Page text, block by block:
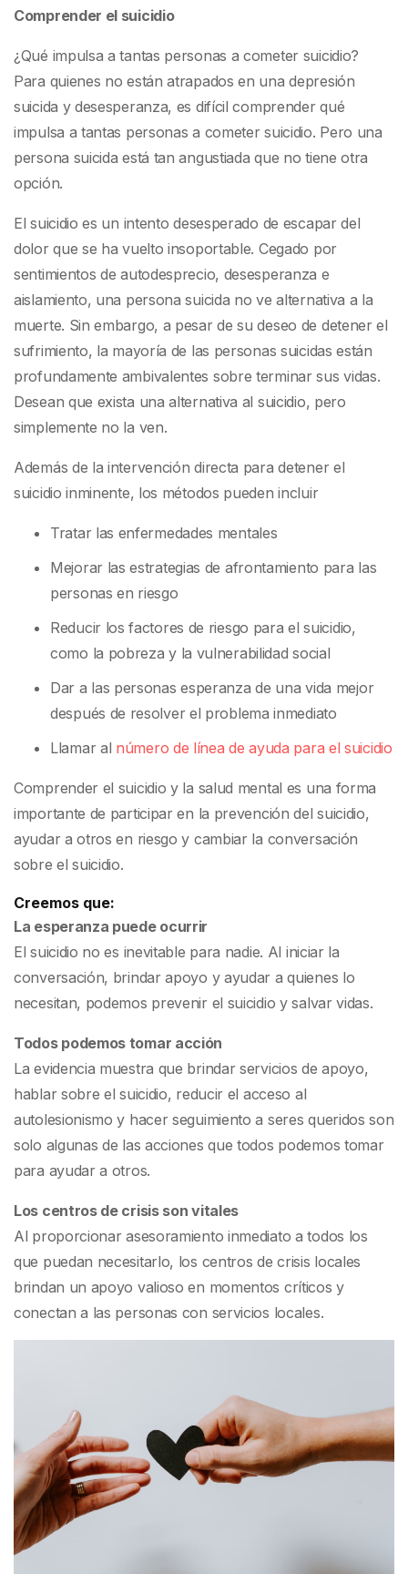
Comprender el suicidio
¿Qué impulsa a tantas personas a cometer suicidio?
Para quienes no están atrapados en una depresión
suicida y desesperanza, es difícil comprender qué
impulsa a tantas personas a cometer suicidio. Pero una
persona suicida está tan angustiada que no tiene otra
opción.
El suicidio es un intento desesperado de escapar del
dolor que se ha vuelto insoportable. Cegado por
sentimientos de autodesprecio, desesperanza e
aislamiento, una persona suicida no ve alternativa a la
muerte. Sin embargo, a pesar de su deseo de detener el
sufrimiento, la mayoría de las personas suicidas están
profundamente ambivalentes sobre terminar sus vidas.
Desean que exista una alternativa al suicidio, pero
simplemente no la ven.
Además de la intervención directa para detener el
suicidio inminente, los métodos pueden incluir
Tratar las enfermedades mentales
Mejorar las estrategias de afrontamiento para las
personas en riesgo
Reducir los factores de riesgo para el suicidio,
como la pobreza y la vulnerabilidad social
Dar a las personas esperanza de una vida mejor
después de resolver el problema inmediato
Llamar al número de línea de ayuda para el suicidio
Comprender el suicidio y la salud mental es una forma
importante de participar en la prevención del suicidio,
ayudar a otros en riesgo y cambiar la conversación
sobre el suicidio.
Creemos que:
La esperanza puede ocurrir
El suicidio no es inevitable para nadie. Al iniciar la
conversación, brindar apoyo y ayudar a quienes lo
necesitan, podemos prevenir el suicidio y salvar vidas.
Todos podemos tomar acción
La evidencia muestra que brindar servicios de apoyo,
hablar sobre el suicidio, reducir el acceso al
autolesionismo y hacer seguimiento a seres queridos son
solo algunas de las acciones que todos podemos tomar
para ayudar a otros.
Los centros de crisis son vitales
Al proporcionar asesoramiento inmediato a todos los
que puedan necesitarlo, los centros de crisis locales
brindan un apoyo valioso en momentos críticos y
conectan a las personas con servicios locales.